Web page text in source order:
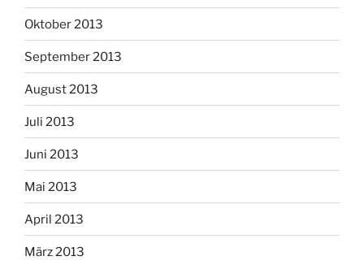
Oktober 2013
September 2013
August 2013
Juli 2013
Juni 2013
Mai 2013
April 2013
März 2013